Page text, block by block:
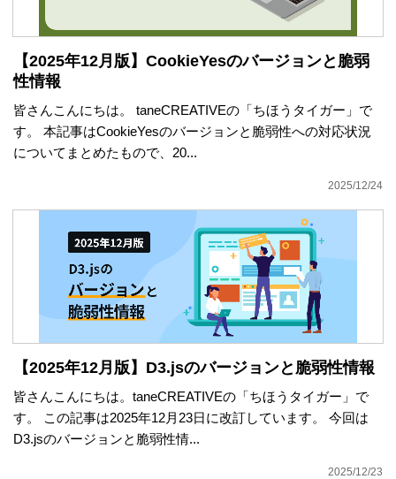
【2025年12月版】CookieYesのバージョンと脆弱
性情報
皆さんこんにちは。 taneCREATIVEの「ちほうタイガー」で
す。 本記事はCookieYesのバージョンと脆弱性への対応状況
についてまとめたもので、20...
2025/12/24
【2025年12月版】D3.jsのバージョンと脆弱性情報
皆さんこんにちは。taneCREATIVEの「ちほうタイガー」で
す。 この記事は2025年12月23日に改訂しています。 今回は
D3.jsのバージョンと脆弱性情...
2025/12/23